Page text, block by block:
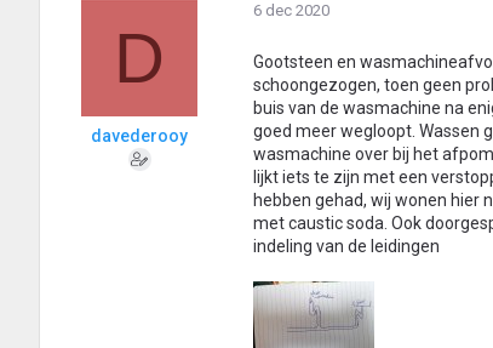
D
davederooy
6 dec 2020
Gootsteen en
schoongezogen, toen geen
buis van de wasmachine na
goed meer wegloopt. Wassen
wasmachine over bij het
lijkt iets te zijn met een
hebben gehad, wij wonen hier
met caustic soda. Ook
indeling van de leidingen